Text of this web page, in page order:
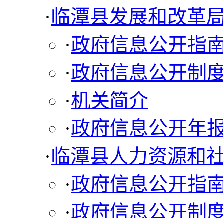
·临潭县发展和改革
·政府信息公开指
·政府信息公开制
·机关简介
·政府信息公开年
·临潭县人力资源和
·政府信息公开指
·政府信息公开制